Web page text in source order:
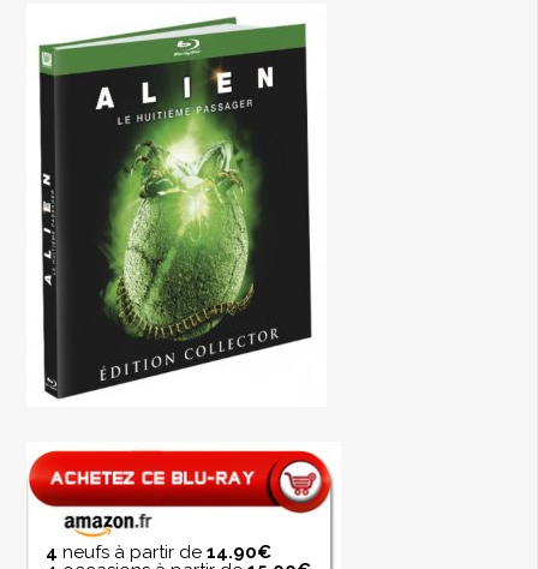
4 neufs à partir de 14.90€